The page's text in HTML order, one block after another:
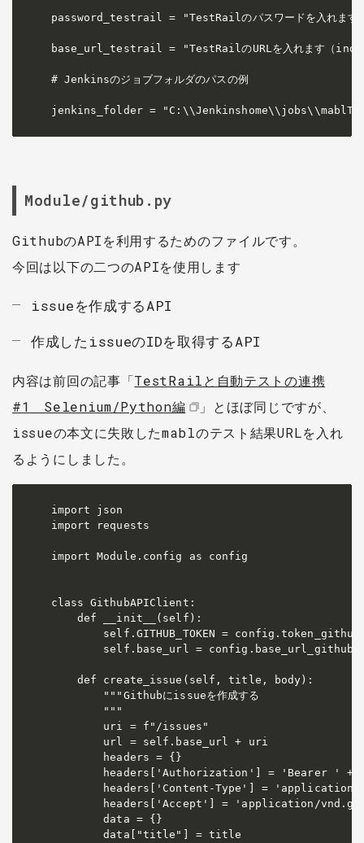
password_testrail = "TestRailのパスワードを入れます
base_url_testrail = "TestRailのURLを入れます（
# Jenkinsのジョブフォルダのパスの例
jenkins_folder =
Module/github.py
GithubのAPIを利用するためのファイルです。
今回は以下の二つのAPIを使用します
issueを作成するAPI
作成したissueのIDを取得するAPI
内容は前回の記事「TestRailと自動テストの連携
#1 Selenium/Python編
」とほぼ同じですが、
issueの本文に失敗したmablのテスト結果URLを入れ
るようにしました。
import json
import requests
import Module.config as config
class GithubAPIClient:
    def __init__(self):
        self.GITHUB_TOKEN = config.token_github
        self.base_url = config.base_url_github
    def create_issue(self, title, body):
        """Githubにissueを作成する
        """
        uri = f"/issues"
        url = self.base_url + uri
        headers = {}
headers['Authorization'] = 'Bearer ' +
headers['Content-Type'] = 'application/
headers['Accept'] = 'application/
        data = {}
        data["title"] = title